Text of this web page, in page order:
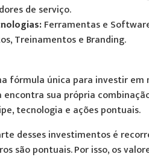
de serviço.
Ferramentas e
Treinamentos e Branding.
fórmula única para investir em
encontra sua própria
tecnologia e ações pontuais.
desses investimentos é
são pontuais. Por isso, os